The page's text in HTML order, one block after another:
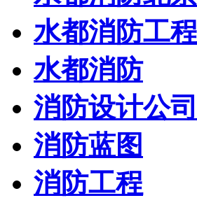
水都消防工
水都消防
消防设计公司
消防蓝图
消防工程